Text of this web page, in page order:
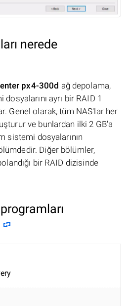
nerede
px4-300d ağ depolama,
ayrı bir RAID 1
Genel olarak, tüm NAS'lar her
ve bunlardan ilki 2 GB'a
sistemi dosyalarının
Diğer bölümler,
bir RAID dizisinde